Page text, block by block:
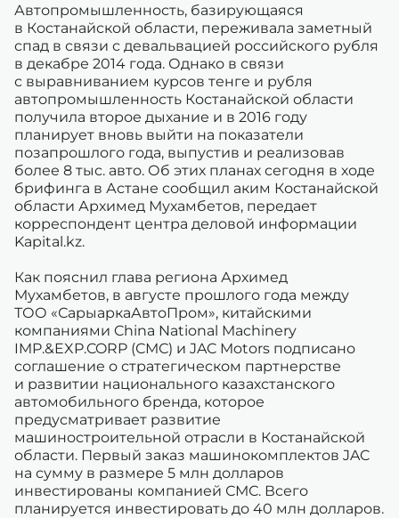
Автопромышленность, базирующаяся
в Костанайской области, переживала заметный
спад в связи с девальвацией российского рубля
в декабре 2014 года. Однако в связи
с выравниванием курсов тенге и рубля
автопромышленность Костанайской области
получила второе дыхание и в 2016 году
планирует вновь выйти на показатели
позапрошлого года, выпустив и реализовав
более 8 тыс. авто. Об этих планах сегодня в ходе
брифинга в Астане сообщил аким Костанайской
области Архимед Мухамбетов, передает
корреспондент центра деловой информации
Kapital.kz.
Как пояснил глава региона Архимед
Мухамбетов, в августе прошлого года между
ТОО «СарыаркаАвтоПром», китайскими
компаниями China National Machinery
IMP.&EXP.CORP (СМС) и JAC Motors подписано
соглашение о стратегическом партнерстве
и развитии национального казахстанского
автомобильного бренда, которое
предусматривает развитие
машиностроительной отрасли в Костанайской
области. Первый заказ машинокомплектов JAC
на сумму в размере 5 млн долларов
инвестированы компанией СМС. Всего
планируется инвестировать до 40 млн долларов.